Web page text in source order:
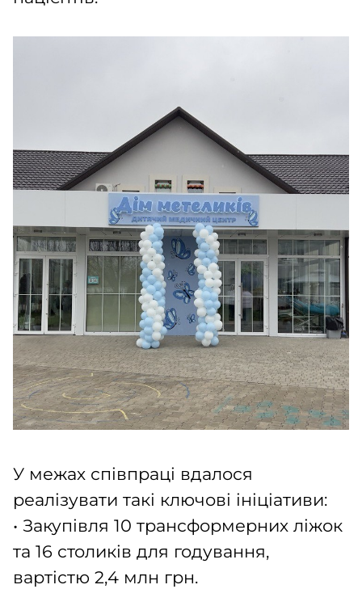
У межах співпраці вдалося
реалізувати такі ключові ініціативи:
• Закупівля 10 трансформерних ліжок
та 16 столиків для годування,
вартістю 2,4 млн грн.